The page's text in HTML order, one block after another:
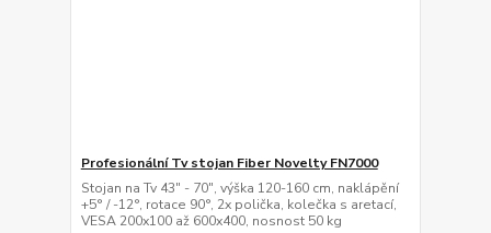
Profesionální Tv stojan Fiber Novelty FN7000
Stojan na Tv 43" - 70", výška 120-160 cm, naklápění
+5° / -12°, rotace 90°, 2x polička, kolečka s aretací,
VESA 200x100 až 600x400, nosnost 50 kg